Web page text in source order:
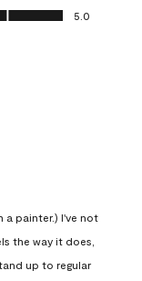
5.0
a painter.) I've not
the way it does,
up to regular